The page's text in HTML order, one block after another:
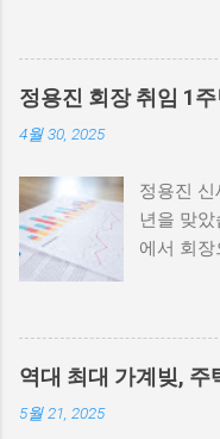
한 변화의 배경과 기대
정 개정의 배경 금융위원
개정하여 채권매입을 허
이러한 결정은 비영리법
치로 해석됩니다. 비영리
근 몇 년간 경기불황과
역시 재정적인 어려움을
을 확보할 수 있는 길이
자금을 보다 원활하게 조
또한, 이러한 변화는 비
영할 수 있는 기반이 마
미칠 것입니다. 채권매입
대통령이 성남시장 시절
정용진 회장 취임 1
4월 30, 2025
정용진
년을 맞
에서 회
처음으
복합적으
리더십
운 수장
역대 최대 가계빚,
5월 21, 2025